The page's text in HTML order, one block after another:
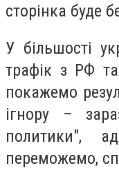
сторінка буде
У більшості
трафік з РФ
покажемо
ігнору –
политики",
переможемо,